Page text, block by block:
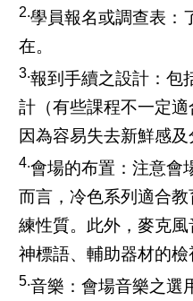
2.學員報名或調查表：
在。
3.報到手續之設計：包
計（有些課程不一定適
因為容易失去新鮮感及
4.會場的布置：注意會
而言，冷色系列適合
練性質。此外，麥克
神標語、輔助器材的檢
5.音樂：會場音樂之選